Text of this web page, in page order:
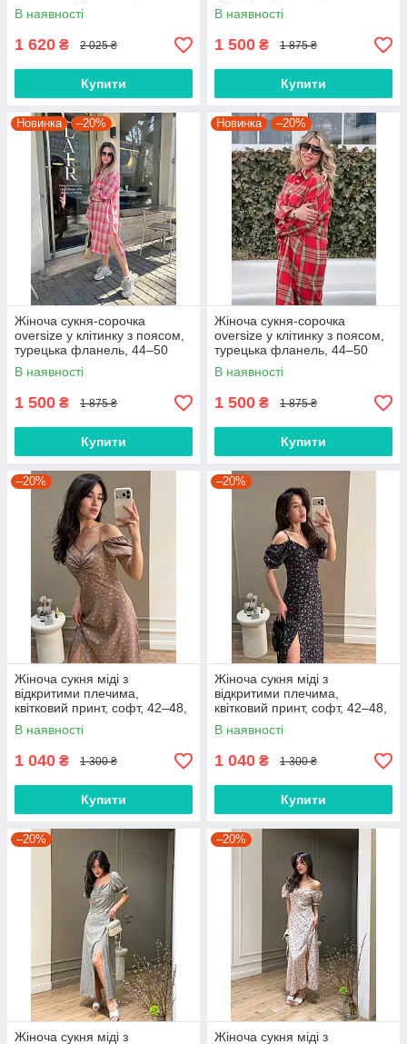
В наявності
1 620 ₴ 2 025 ₴
Купити
В наявності
1 500 ₴ 1 875 ₴
Купити
Новинка –20%
Жіноча сукня-сорочка
oversize у клітинку з поясом,
турецька фланель, 44–50
В наявності
1 500 ₴ 1 875 ₴
Купити
Новинка –20%
Жіноча сукня-сорочка
oversize у клітинку з поясом,
турецька фланель, 44–50
В наявності
1 500 ₴ 1 875 ₴
Купити
–20%
Жіноча сукня міді з
відкритими плечима,
квітковий принт, софт, 42–48,
арт. 038
В наявності
1 040 ₴ 1 300 ₴
Купити
–20%
Жіноча сукня міді з
відкритими плечима,
квітковий принт, софт, 42–48,
арт. 038
В наявності
1 040 ₴ 1 300 ₴
Купити
–20%
Жіноча сукня міді з
–20%
Жіноча сукня міді з